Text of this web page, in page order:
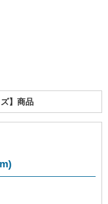
ズ】商品